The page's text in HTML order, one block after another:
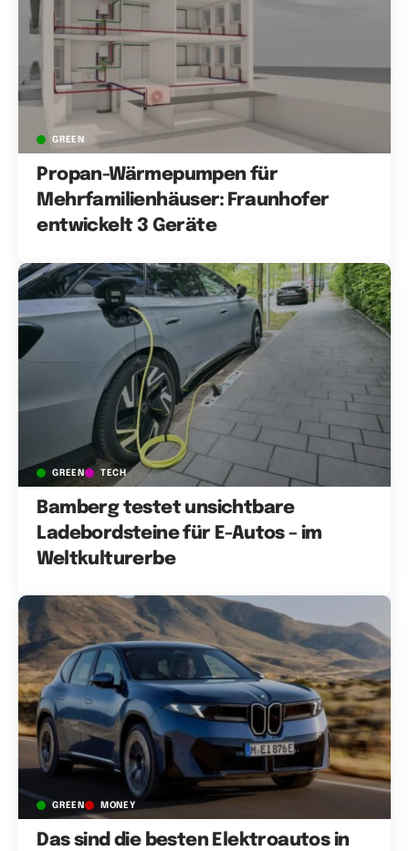
GREEN
Propan-Wärmepumpen für
Mehrfamilienhäuser: Fraunhofer
entwickelt 3 Geräte
GREEN TECH
Bamberg testet unsichtbare
Ladebordsteine für E-Autos – im
Weltkulturerbe
GREEN MONEY
Das sind die besten Elektroautos in